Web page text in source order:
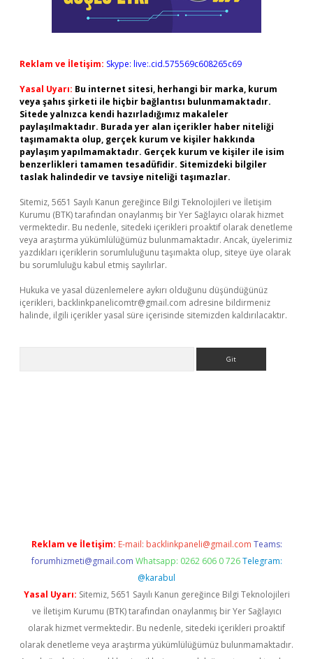
Reklam ve İletişim: Skype: live:.cid.575569c608265c69
Yasal Uyarı: Bu internet sitesi, herhangi bir marka, kurum
veya şahıs şirketi ile hiçbir bağlantısı bulunmamaktadır.
Sitede yalnızca kendi hazırladığımız makaleler
paylaşılmaktadır. Burada yer alan içerikler haber niteliği
taşımamakta olup, gerçek kurum ve kişiler hakkında
paylaşım yapılmamaktadır. Gerçek kurum ve kişiler ile isim
benzerlikleri tamamen tesadüfidir. Sitemizdeki bilgiler
taslak halindedir ve tavsiye niteliği taşımazlar.
Sitemiz, 5651 Sayılı Kanun gereğince Bilgi Teknolojileri ve İletişim
Kurumu (BTK) tarafından onaylanmış bir Yer Sağlayıcı olarak hizmet
vermektedir. Bu nedenle, sitedeki içerikleri proaktif olarak denetleme
veya araştırma yükümlülüğümüz bulunmamaktadır. Ancak, üyelerimiz
yazdıkları içeriklerin sorumluluğunu taşımakta olup, siteye üye olarak
bu sorumluluğu kabul etmiş sayılırlar.
Hukuka ve yasal düzenlemelere aykırı olduğunu düşündüğünüz
içerikleri, backlinkpanelicomtr@gmail.com adresine bildirmeniz
halinde, ilgili içerikler yasal süre içerisinde sitemizden kaldırılacaktır.
Reklam ve İletişim: E-mail: backlinkpaneli@gmail.com Teams:
forumhizmeti@gmail.com Whatsapp: 0262 606 0 726 Telegram:
@karabul
Yasal Uyarı: Sitemiz, 5651 Sayılı Kanun gereğince Bilgi Teknolojileri
ve İletişim Kurumu (BTK) tarafından onaylanmış bir Yer Sağlayıcı
olarak hizmet vermektedir. Bu nedenle, sitedeki içerikleri proaktif
olarak denetleme veya araştırma yükümlülüğümüz bulunmamaktadır.